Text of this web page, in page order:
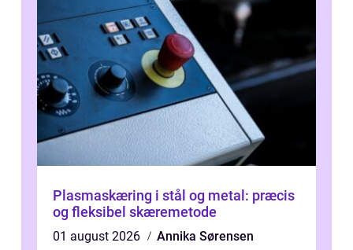
Plasmaskæring i stål og metal: præcis
og fleksibel skæremetode
01 august 2026
Annika Sørensen